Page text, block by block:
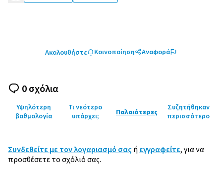
Ακολουθήστε Κοινοποίηση Αναφορά
0 σχόλια
Υψηλότερη
βαθμολογία
Τι νεότερο
υπάρχει;
Παλαιότερες
Συζητήθηκαν
περισσότερο
Συνδεθείτε με τον λογαριασμό σας ή εγγραφείτε, για να
προσθέσετε το σχόλιό σας.